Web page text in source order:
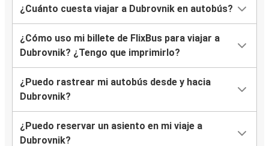
Dubrovnik
Tirana
Neum
Dubrovnik
Trogir
Dubrovnik
¿Cuánto cuesta viajar a Dubrovnik en autobús?
¿Cómo uso mi billete de FlixBus para viajar a
Dubrovnik? ¿Tengo que imprimirlo?
¿Puedo rastrear mi autobús desde y hacia
Dubrovnik?
¿Puedo reservar un asiento en mi viaje a
Dubrovnik?